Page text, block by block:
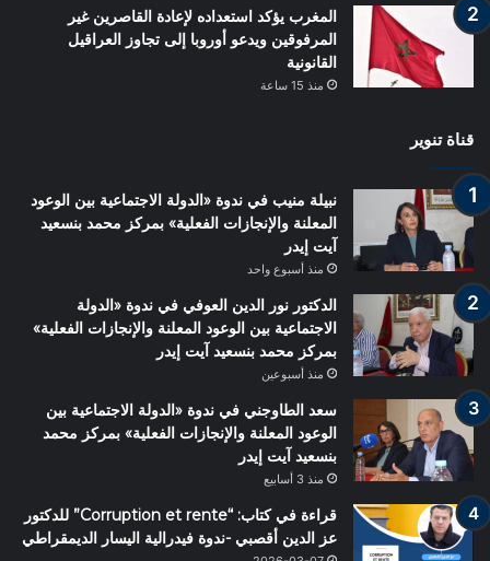
المغرب يؤكد استعداده لإعادة القاصرين غير
المرفوقين ويدعو أوروبا إلى تجاوز العراقيل
القانونية
منذ 15 ساعة
قناة تنوير
نبيلة منيب في ندوة «الدولة الاجتماعية بين الوعود
المعلنة والإنجازات الفعلية» بمركز محمد بنسعيد
آيت إيدر
منذ أسبوع واحد
الدكتور نور الدين العوفي في ندوة «الدولة
الاجتماعية بين الوعود المعلنة والإنجازات الفعلية»
بمركز محمد بنسعيد آيت إيدر
منذ أسبوعين
سعد الطاوجني في ندوة «الدولة الاجتماعية بين
الوعود المعلنة والإنجازات الفعلية» بمركز محمد
بنسعيد آيت إيدر
منذ 3 أسابيع
قراءة في كتاب: “Corruption et rente” للدكتور
عز الدين أقصبي -ندوة فيدرالية اليسار الديمقراطي